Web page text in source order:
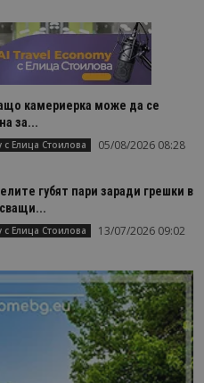
камериерка може да се
за...
с Елица Стоилова 05/08/2026 08:28
губят пари заради грешки в
с Елица Стоилова 13/07/2026 09:02